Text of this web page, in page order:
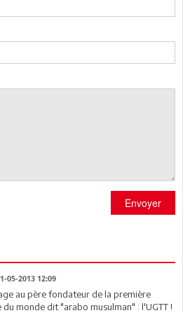
Envoyer
05-2013 12:09
au père fondateur de la première
du monde dit "arabo musulman" : l'UGTT !